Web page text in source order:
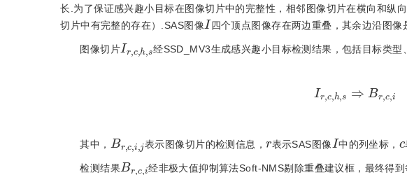
长.为了保证感兴趣小目标在图像切片中的完整性，相邻图像切片在横向和纵
切片中有完整的存在）.SAS图像
I
四个顶点图像存在两边重叠，其余边沿图
图像切片
Ir
经SSD_MV3生成感兴趣小目标检测结果，包括目标类型
Ir ⇒ Br
其中，
Br
表示图像切片的检测信息， 表示SAS图像
I
中的列坐标，
检测结果
Br
经非极大值抑制算法Soft-NMS剔除重叠建议框，最终得